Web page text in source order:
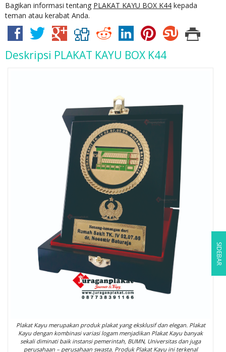
Bagikan informasi tentang PLAKAT KAYU BOX K44 kepada
teman atau kerabat Anda.
Deskripsi PLAKAT KAYU BOX K44
Plakat Kayu merupakan produk plakat yang eksklusif dan elegan. Plakat
Kayu dengan kombinasi variasi logam menjadikan Plakat Kayu banyak
sekali diminati baik instansi pemerintah, BUMN, Universitas dan juga
perusahaan – perusahaan swasta. Produk Plakat Kayu ini terkenal
SIDEBAR